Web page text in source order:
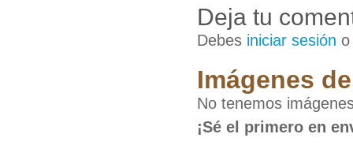
Deja tu
Debes iniciar sesión
Imágenes
No tenemos
¡Sé el primero en